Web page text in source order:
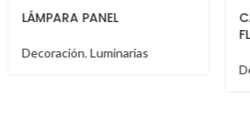
CATRINA CORONA DE